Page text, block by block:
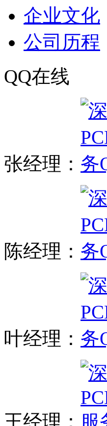
企业文化
公司历程
QQ在线
张经理：
陈经理：
叶经理：
王经理：